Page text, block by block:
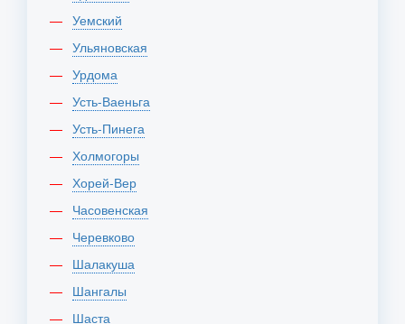
Уемский
Ульяновская
Урдома
Усть-Ваеньга
Усть-Пинега
Холмогоры
Хорей-Вер
Часовенская
Черевково
Шалакуша
Шангалы
Шаста